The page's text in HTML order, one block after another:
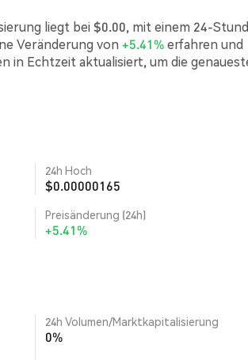
liegt bei $0.00, mit einem 24-
Veränderung von +5.41%erfahren und
in Echtzeit aktualisiert, um die
24h Hoch
$0.00000165
Preisänderung (24h)
+5.41%
24h Volumen/Marktkapitalisierung
0%